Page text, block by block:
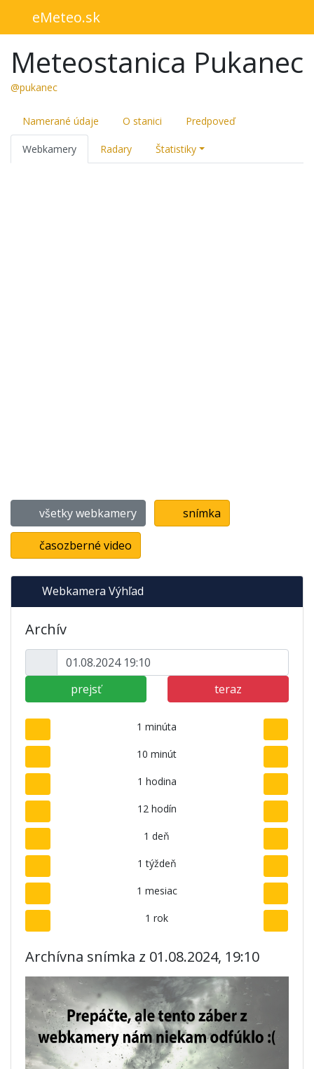
eMeteo.sk
Meteostanica Pukanec
@pukanec
Namerané údaje O stanici Predpoveď
Webkamery Radary Štatistiky
všetky webkamery snímka
časozberné video
Webkamera Výhľad
Archív
prejsť teraz
1 minúta
10 minút
1 hodina
12 hodín
1 deň
1 týždeň
1 mesiac
1 rok
Archívna snímka z 01.08.2024, 19:10